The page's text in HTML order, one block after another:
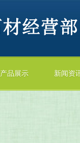
产品展示 新闻资